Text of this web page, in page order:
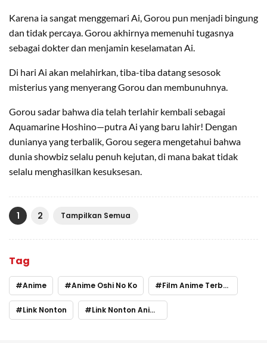
Karena ia sangat menggemari Ai, Gorou pun menjadi bingung
dan tidak percaya. Gorou akhirnya memenuhi tugasnya
sebagai dokter dan menjamin keselamatan Ai.
Di hari Ai akan melahirkan, tiba-tiba datang sesosok
misterius yang menyerang Gorou dan membunuhnya.
Gorou sadar bahwa dia telah terlahir kembali sebagai
Aquamarine Hoshino—putra Ai yang baru lahir! Dengan
dunianya yang terbalik, Gorou segera mengetahui bahwa
dunia showbiz selalu penuh kejutan, di mana bakat tidak
selalu menghasilkan kesuksesan.
1 2 Tampilkan Semua
Tag
Anime Anime Oshi No Ko Film Anime Terbaru
Link Nonton Link Nonton Anime Oshi No Ko